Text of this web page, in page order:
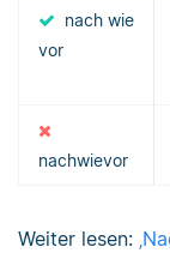
nach wie
vor
nachwievor
Weiter lesen: